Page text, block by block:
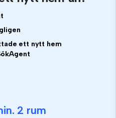
ett nytt hem
2 rum